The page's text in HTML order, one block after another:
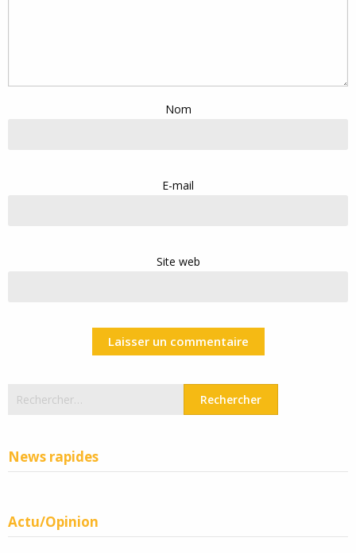
Nom
E-mail
Site web
News rapides
Actu/Opinion